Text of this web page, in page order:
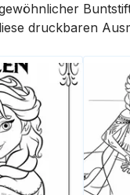
druckbaren